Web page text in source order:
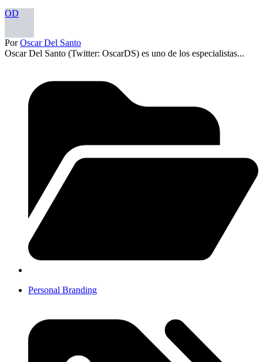
OD
PorOscar Del Santo
Oscar Del Santo (Twitter: OscarDS) es uno de los especialistas...
Personal Branding